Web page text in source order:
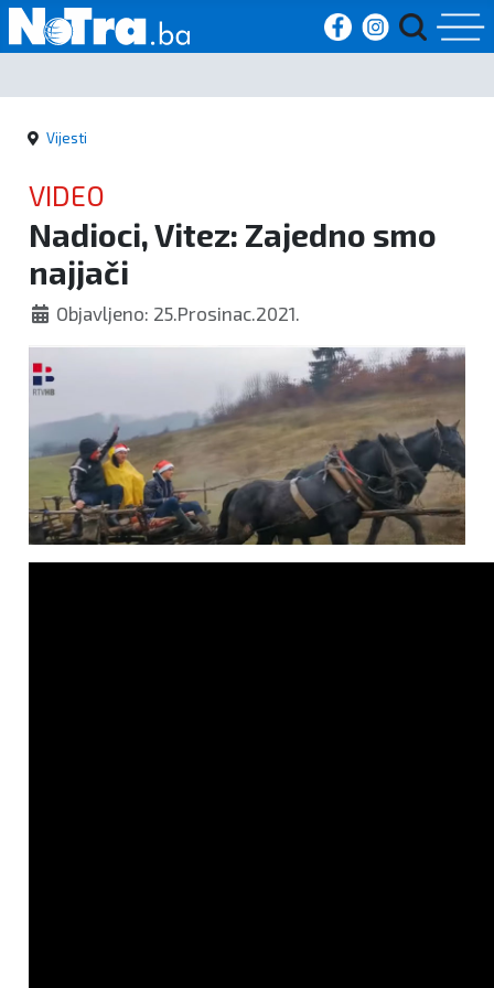
Početna
Vijesti
Sport
Kultura
Crna
kronika
Politika
Zanimljivosti
Vijesti
VIDEO
Nadioci, Vitez: Zajedno smo
najjači
Objavljeno: 25.Prosinac.2021.